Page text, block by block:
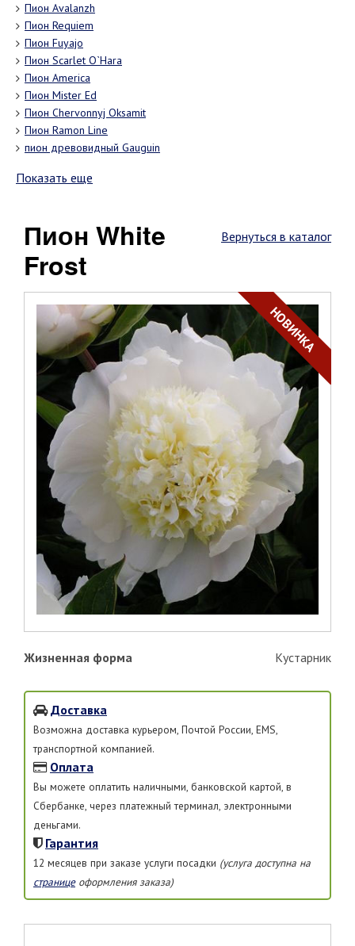
Пион Avalanzh
Пион Requiem
Пион Fuyajo
Пион Scarlet O`Hara
Пион America
Пион Mister Ed
Пион Chervonnyj Oksamit
Пион Ramon Line
пион древовидный Gauguin
Показать еще
Вернуться в каталог
Пион White
Frost
НОВИНКА
Жизненная форма Кустарник
Доставка
Возможна доставка курьером, Почтой России, EMS,
транспортной компанией.
Оплата
Вы можете оплатить наличными, банковской картой, в
Сбербанке, через платежный терминал, электронными
деньгами.
Гарантия
12 месяцев при заказе услуги посадки (услуга доступна на
страницеоформления заказа)